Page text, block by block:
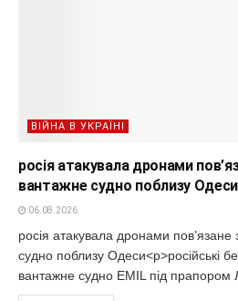
ВІЙНА В УКРАЇНІ
росія атакувала дронами
вантажне судно поблизу Одеси
06.08.2026
росія атакувала дронами
судно поблизу Одеси<p>російські
вантажне судно EMIL під прапором